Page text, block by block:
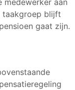
taakgroep blijft
gaat zijn.